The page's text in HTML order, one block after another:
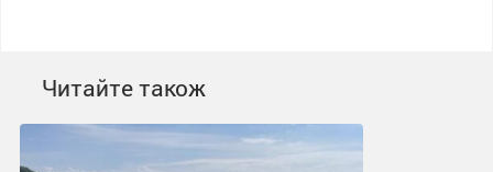
Читайте також